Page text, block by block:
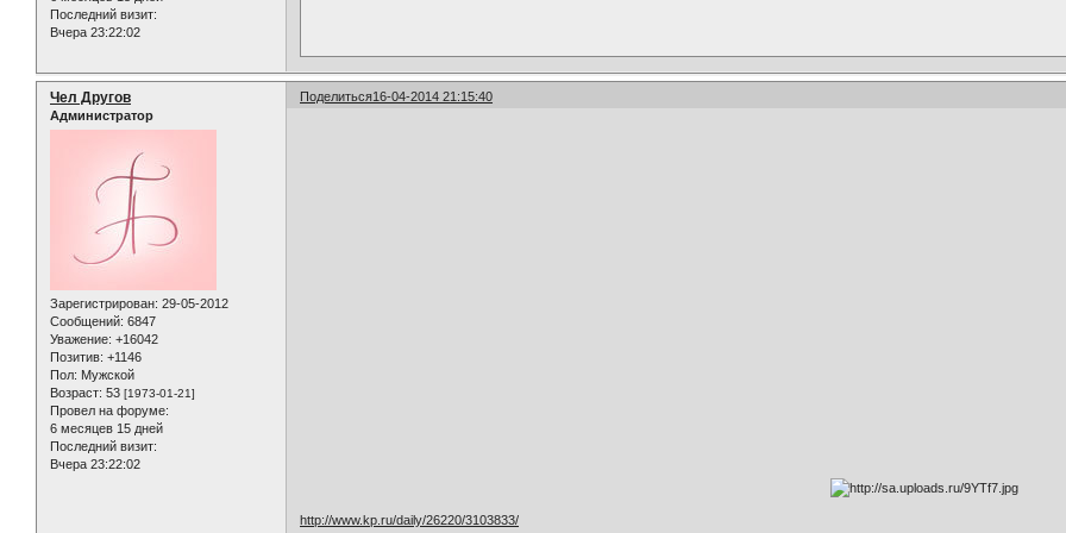
Последний визит:
Вчера 23:22:02
Поделиться16-04-2014 21:15:40
Чел Другов
Администратор
Зарегистрирован: 29-05-2012
Сообщений: 6847
Уважение: +16042
Позитив: +1146
Пол: Мужской
Возраст: 53 [1973-01-21]
Провел на форуме:
6 месяцев 15 дней
Последний визит:
Вчера 23:22:02
http://www.kp.ru/daily/26220/3103833/